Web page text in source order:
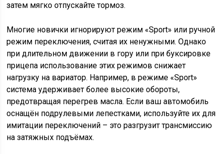
затем мягко отпускайте тормоз.
Многие новички игнорируют режим «Sport» или ручной
режим переключения, считая их ненужными. Однако
при длительном движении в гору или при буксировке
прицепа использование этих режимов снижает
нагрузку на вариатор. Например, в режиме «Sport»
система удерживает более высокие обороты,
предотвращая перегрев масла. Если ваш автомобиль
оснащён подрулевыми лепестками, используйте их для
имитации переключений – это разгрузит трансмиссию
на затяжных подъёмах.